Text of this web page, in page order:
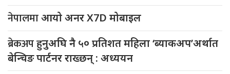
नेपालमाआयो अनर X7D मोबाइल
ब्रेकअपहुनुअघि नै ५० प्रतिशत महिला ‘ब्याकअप’अर्थात
बेन्चिङ पार्टनर राख्छन् : अध्ययन